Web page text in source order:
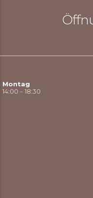
Montag
14:00 – 18:30